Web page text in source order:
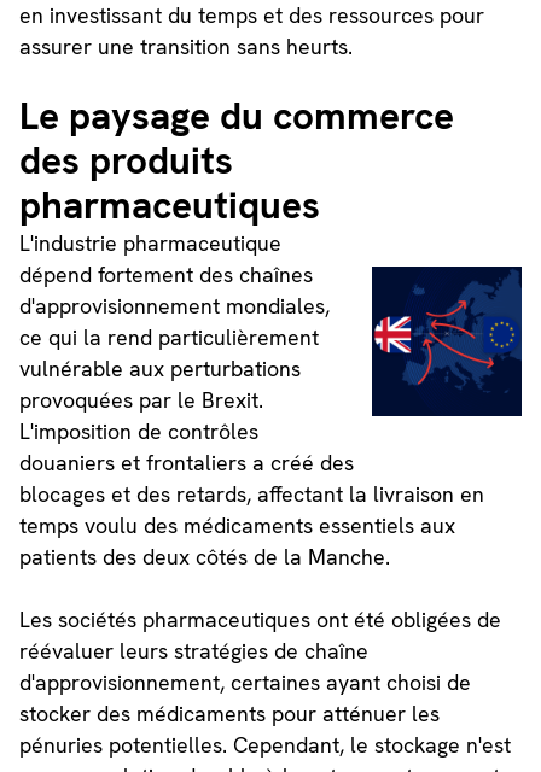
en investissant du temps et des ressources pour
assurer une transition sans heurts.
Le paysage du commerce
des produits
pharmaceutiques
L'industrie pharmaceutique
dépend fortement des chaînes
d'approvisionnement mondiales,
ce qui la rend particulièrement
vulnérable aux perturbations
provoquées par le Brexit.
L'imposition de contrôles
douaniers et frontaliers a créé des
blocages et des retards, affectant la livraison en
temps voulu des médicaments essentiels aux
patients des deux côtés de la Manche.
Les sociétés pharmaceutiques ont été obligées de
réévaluer leurs stratégies de chaîne
d'approvisionnement, certaines ayant choisi de
stocker des médicaments pour atténuer les
pénuries potentielles. Cependant, le stockage n'est